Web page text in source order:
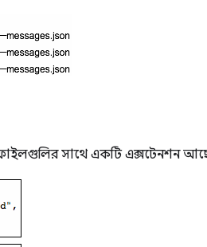
ফাইলগুলির সাথে একটি এক্সটেনশন